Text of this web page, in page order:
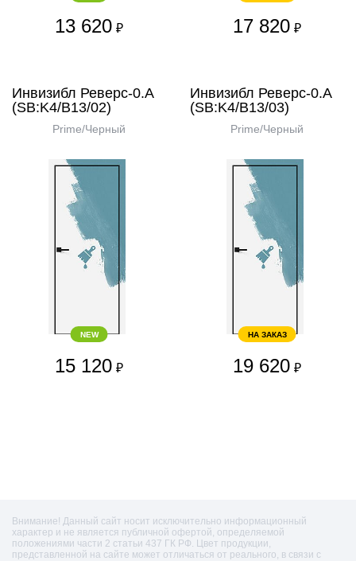
13 620 ₽ 17 820 ₽
Инвизибл Реверс-0.А
(SB:K4/В13/02)
Prime/Черный
NEW
15 120 ₽
Инвизибл Реверс-0.А
(SB:K4/В13/03)
Prime/Черный
НА ЗАКАЗ
19 620 ₽
Внимание! Данный сайт носит исключительно информационный
характер и не является публичной офертой, определяемой
положениями части 2 статьи 437 ГК РФ. Цвет продукции,
представленной на сайте может отличаться от реального, в связи с